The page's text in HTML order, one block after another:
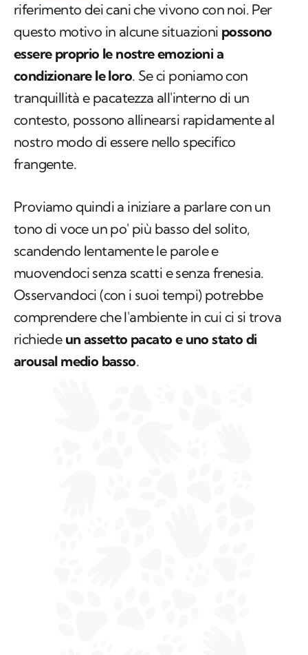
riferimento dei cani che vivono con noi. Per
questo motivo in alcune situazioni possono
essere proprio le nostre emozioni a
condizionare le loro. Se ci poniamo con
tranquillità e pacatezza all'interno di un
contesto, possono allinearsi rapidamente al
nostro modo di essere nello specifico
frangente.
Proviamo quindi a iniziare a parlare con un
tono di voce un po' più basso del solito,
scandendo lentamente le parole e
muovendoci senza scatti e senza frenesia.
Osservandoci (con i suoi tempi) potrebbe
comprendere che l'ambiente in cui ci si trova
richiede un assetto pacato e uno stato di
arousal medio basso.